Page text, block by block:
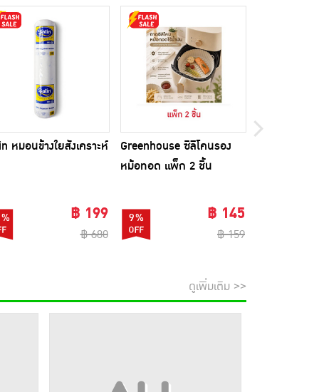
หมอนข้างใยสังเคราะห์
฿ 199
฿ 680
Greenhouse ซิลิโคนรอง
หม้อทอด แพ็ก 2 ชิ้น
9% ฿ 145
฿ 159
ดูเพิ่มเติม >>